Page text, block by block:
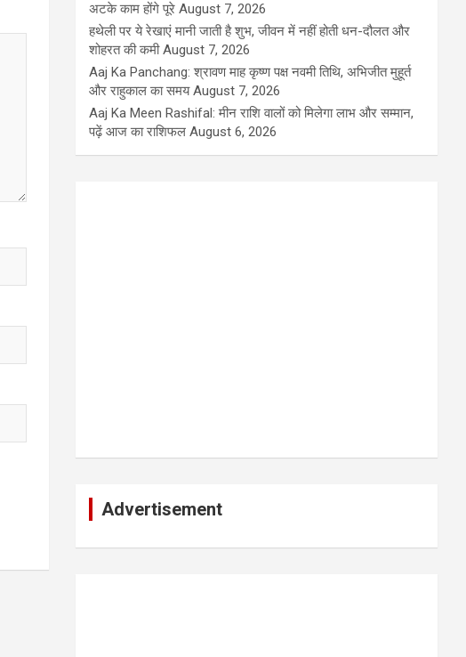
अटके काम होंगे पूरे August 7, 2026
हथेली पर ये रेखाएं मानी जाती है शुभ, जीवन में नहीं होती धन-दौलत और
शोहरत की कमी August 7, 2026
Aaj Ka Panchang: श्रावण माह कृष्ण पक्ष नवमी तिथि, अभिजीत मुहूर्त
और राहुकाल का समय August 7, 2026
Aaj Ka Meen Rashifal: मीन राशि वालों को मिलेगा लाभ और सम्मान,
पढ़ें आज का राशिफल August 6, 2026
Advertisement